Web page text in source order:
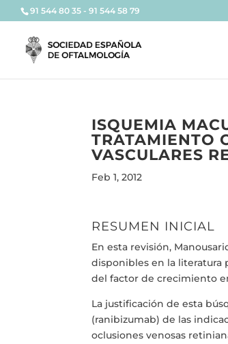
91 544 80 35 - 91 544 58 79
ISQUEMIA
TRATAMIENTO
VASCULARES
Feb 1, 2012
RESUMEN INICIAL
En esta revisión,
disponibles en la
del factor de crecimiento
La justificación de esta
(ranibizumab) de las
oclusiones venosas